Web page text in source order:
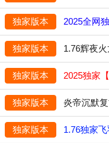
独家版本 2025全网
独家版本 1.76辉夜
独家版本 2025独家
独家版本 炎帝沉默
独家版本 1.76独家